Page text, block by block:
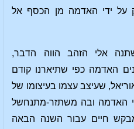
על ידי האדמה מן הכסף אל
אלי הזהב הווה הדבר,
האדמה כפי שתיארנו קודם
שעיצב עצמו בעיצומו של
האדמה ובה משתזר-מתנחשל
חיים עבור השנה הבאה